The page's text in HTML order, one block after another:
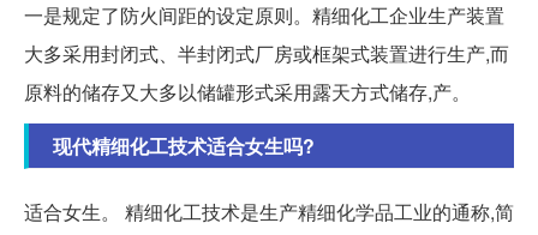
一是规定了防火间距的设定原则。精细化工企业生产装置
大多采用封闭式、半封闭式厂房或框架式装置进行生产,而
原料的储存又大多以储罐形式采用露天方式储存,产。
现代精细化工技术适合女生吗?
适合女生。 精细化工技术是生产精细化学品工业的通称,简